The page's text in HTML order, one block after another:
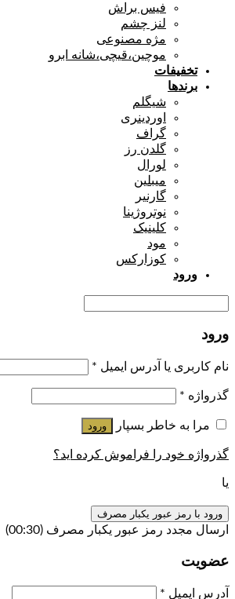
فیس براش
لنز چشم
مژه مصنوعی
موچین،قیچی،شانه ابرو
تخفیفات
برندها
شیگلم
اوردینری
گراف
گلدن رز
لورال
میبلین
گارنیر
نوتروژینا
کلینیک
مود
کوزارکس
ورود
ورود
نام کاربری یا آدرس ایمیل *
گذرواژه *
مرا به خاطر بسپار ورود
گذرواژه خود را فراموش کرده اید؟
یا
ورود با رمز عبور یکبار مصرف
ارسال مجدد رمز عبور یکبار مصرف (00:
30
)
عضویت
آدرس ایمیل *